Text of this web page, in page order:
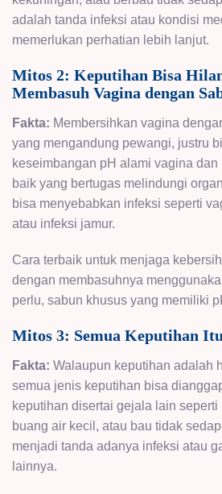
adalah tanda infeksi atau kondisi
memerlukan perhatian lebih lanjut.
Mitos 2: Keputihan Bisa
Membasuh Vagina dengan
Fakta: Membersihkan vagina
yang mengandung pewangi, justru
keseimbangan pH alami vagina dan
baik yang bertugas melindungi
bisa menyebabkan infeksi seperti
atau infeksi jamur.
Cara terbaik untuk menjaga
dengan membasuhnya
perlu, sabun khusus yang memiliki
Mitos 3: Semua Keputihan
Fakta: Walaupun keputihan adalah
semua jenis keputihan bisa
keputihan disertai gejala lain
buang air kecil, atau bau tidak
menjadi tanda adanya infeksi atau
lainnya.